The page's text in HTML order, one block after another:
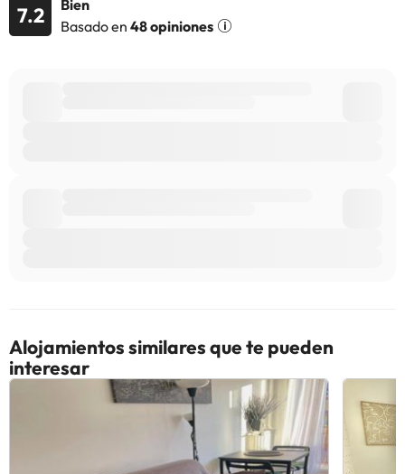
peticiones especiales al hacer la reserva o ponerte en contacto
directamente con el alojamiento. Los datos de contacto
7.2
Bien
Basado en 48 opiniones
Alojamientos similares que te pueden
interesar